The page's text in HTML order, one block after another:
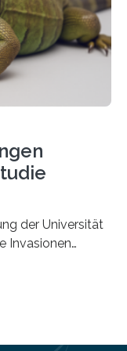
des
der Universität
Invasionen
durch invasive